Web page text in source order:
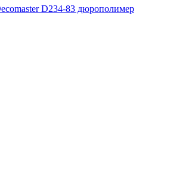
D234-83 дюрополимер